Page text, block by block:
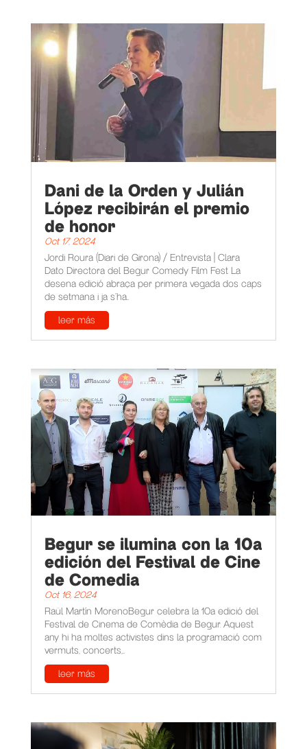
Dani de la Orden y Julián
López recibirán el premio
de honor
Oct 17, 2024
Jordi Roura (Diari de Girona) / Entrevista | Clara
Dato Directora del Begur Comedy Film Fest La
desena edició abraça per primera vegada dos caps
de setmana i ja s’ha...
leer más
Begur se ilumina con la 10a
edición del Festival de Cine
de Comedia
Oct 16, 2024
Raül Martín MorenoBegur celebra la 10a edició del
Festival de Cinema de Comèdia de Begur. Aquest
any hi ha moltes activistes dins la programació com
vermuts, concerts,...
leer más